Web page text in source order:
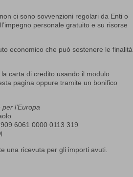
ci sono sovvenzioni regolari da Enti o
personale gratuito e su risorse
economico che può sostenere le finalità
carta di credito usando il modulo
pagina oppure tramite un bonifico
per l’Europa
6061 0000 0113 319
una ricevuta per gli importi avuti.